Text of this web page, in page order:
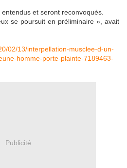
et seront reconvoqués.
se poursuit en préliminaire », avait
02/13/interpellation-musclee-d-un-
homme-porte-plainte-7189463-
Publicité